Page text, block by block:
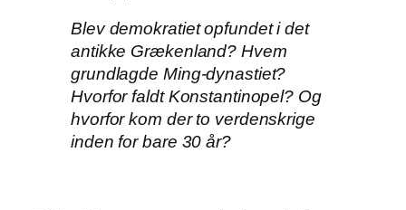
Blev demokratiet opfundet i det
antikke Grækenland? Hvem
grundlagde Ming-dynastiet?
Hvorfor faldt Konstantinopel? Og
hvorfor kom der to verdenskrige
inden for bare 30 år?